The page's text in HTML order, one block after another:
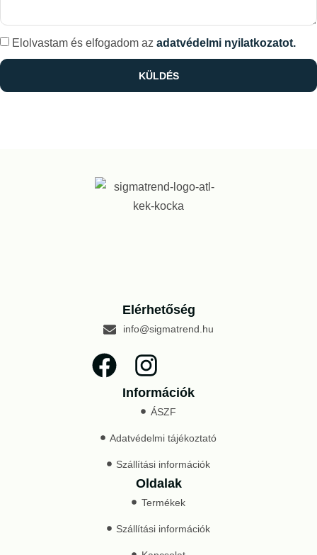
Elolvastam és elfogadom az adatvédelmi nyilatkozatot.
KÜLDÉS
Elérhetőség
info@sigmatrend.hu
Információk
ÁSZF
Adatvédelmi tájékoztató
Szállítási információk
Oldalak
Termékek
Szállítási információk